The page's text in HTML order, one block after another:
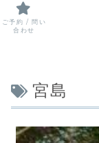
宮島
ご予約 / 問い
合わせ